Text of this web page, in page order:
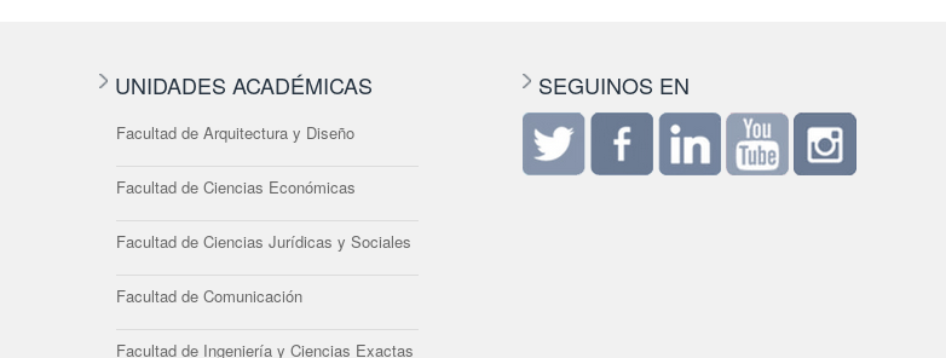
UNIDADES ACADÉMICAS
Facultad de Arquitectura y Diseño
Facultad de Ciencias Económicas
Facultad de Ciencias Jurídicas y Sociales
Facultad de Comunicación
Facultad de Ingeniería y Ciencias Exactas
SEGUINOS EN